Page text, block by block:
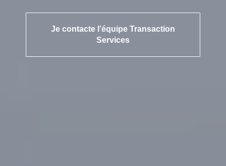
Je contacte l’équipe Transaction
Services